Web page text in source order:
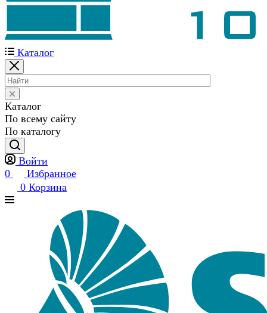
Каталог
Каталог
По всему сайту
По каталогу
Войти
0
Избранное
0 Корзина